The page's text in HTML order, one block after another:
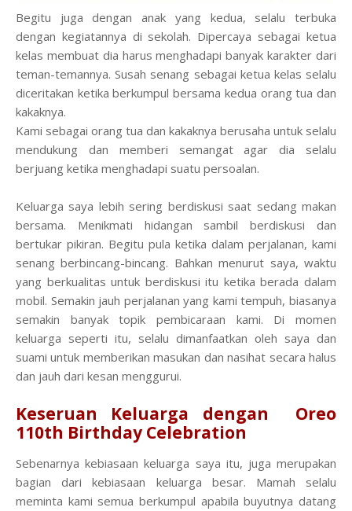
Begitu juga dengan anak yang kedua, selalu terbuka
dengan kegiatannya di sekolah. Dipercaya sebagai ketua
kelas membuat dia harus menghadapi banyak karakter dari
teman-temannya. Susah senang sebagai ketua kelas selalu
diceritakan ketika berkumpul bersama kedua orang tua dan
kakaknya.
Kami sebagai orang tua dan kakaknya berusaha untuk selalu
mendukung dan memberi semangat agar dia selalu
berjuang ketika menghadapi suatu persoalan.
Keluarga saya lebih sering berdiskusi saat sedang makan
bersama. Menikmati hidangan sambil berdiskusi dan
bertukar pikiran. Begitu pula ketika dalam perjalanan, kami
senang berbincang-bincang. Bahkan menurut saya, waktu
yang berkualitas untuk berdiskusi itu ketika berada dalam
mobil. Semakin jauh perjalanan yang kami tempuh, biasanya
semakin banyak topik pembicaraan kami. Di momen
keluarga seperti itu, selalu dimanfaatkan oleh saya dan
suami untuk memberikan masukan dan nasihat secara halus
dan jauh dari kesan menggurui.
Keseruan Keluarga dengan Oreo
110th Birthday Celebration
Sebenarnya kebiasaan keluarga saya itu, juga merupakan
bagian dari kebiasaan keluarga besar. Mamah selalu
meminta kami semua berkumpul apabila buyutnya datang